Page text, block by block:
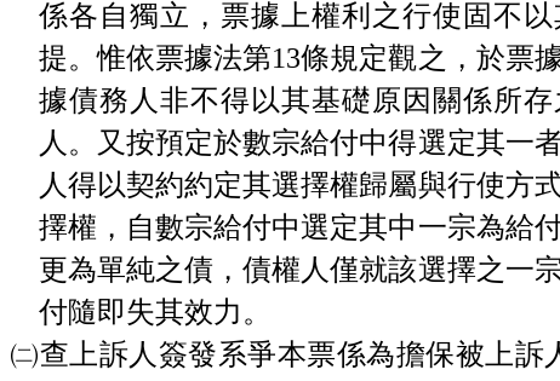
係各自獨立，票據上權利之行使固不
提。惟依票據法第13條規定觀之，於票
據債務人非不得以其基礎原因關係所
人。又按預定於數宗給付中得選定其一
人得以契約約定其選擇權歸屬與行使方
擇權，自數宗給付中選定其中一宗為給
更為單純之債，債權人僅就該選擇之一
付隨即失其效力。
㈡查上訴人簽發系爭本票係為擔保被上訴